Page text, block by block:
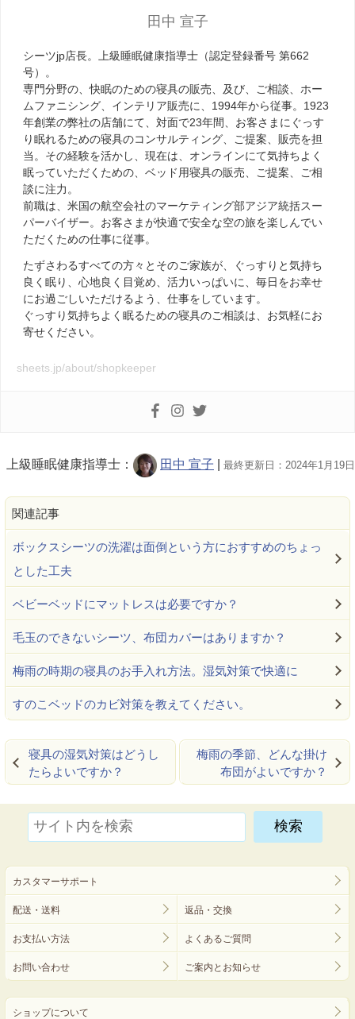
田中 宣子
シーツjp店長。上級睡眠健康指導士（認定登録番号 第662
号）。
専門分野の、快眠のための寝具の販売、及び、ご相談、ホー
ムファニシング、インテリア販売に、1994年から従事。1923
年創業の弊社の店舗にて、対面で23年間、お客さまにぐっす
り眠れるための寝具のコンサルティング、ご提案、販売を担
当。その経験を活かし、現在は、オンラインにて気持ちよく
眠っていただくための、ベッド用寝具の販売、ご提案、ご相
談に注力。
前職は、米国の航空会社のマーケティング部アジア統括スー
パーバイザー。お客さまが快適で安全な空の旅を楽しんでい
ただくための仕事に従事。
たずさわるすべての方々とそのご家族が、ぐっすりと気持ち
良く眠り、心地良く目覚め、活力いっぱいに、毎日をお幸せ
にお過ごしいただけるよう、仕事をしています。
ぐっすり気持ちよく眠るための寝具のご相談は、お気軽にお
寄せください。
sheets.jp/about/shopkeeper
上級睡眠健康指導士： 田中 宣子 最終更新日：2024年1月19日
関連記事
ボックスシーツの洗濯は面倒という方におすすめのちょっ
とした工夫
ベビーベッドにマットレスは必要ですか？
毛玉のできないシーツ、布団カバーはありますか？
梅雨の時期の寝具のお手入れ方法。湿気対策で快適に
すのこベッドのカビ対策を教えてください。
寝具の湿気対策はどうし
たらよいですか？
梅雨の季節、どんな掛け
布団がよいですか？
カスタマーサポート
配送・送料 返品・交換
お支払い方法 よくあるご質問
お問い合わせ ご案内とお知らせ
ショップについて